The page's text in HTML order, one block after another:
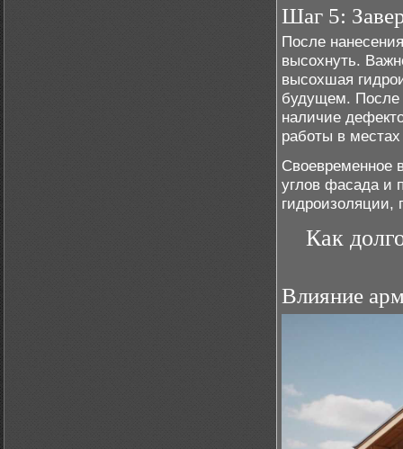
Шаг 5:
После
высохнуть.
высохшая
будущем. После
наличие
работы в
Своевременное
углов фасада и
гидроизоляции,
Как
Влияние